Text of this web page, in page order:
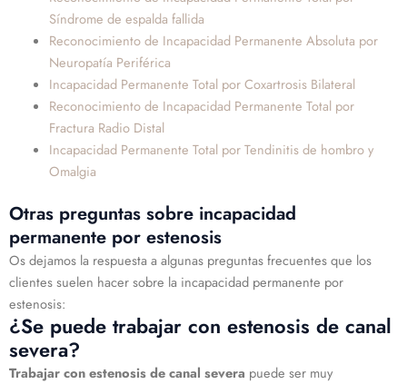
Síndrome de espalda fallida
Reconocimiento de Incapacidad Permanente Absoluta por
Neuropatía Periférica
Incapacidad Permanente Total por Coxartrosis Bilateral
Reconocimiento de Incapacidad Permanente Total por
Fractura Radio Distal
Incapacidad Permanente Total por Tendinitis de hombro y
Omalgia
Otras preguntas sobre incapacidad
permanente por estenosis
Os dejamos la respuesta a algunas preguntas frecuentes que los
clientes suelen hacer sobre la incapacidad permanente por
estenosis:
¿Se puede trabajar con estenosis de canal
severa?
Trabajar conestenosis de canal severa puede ser muy